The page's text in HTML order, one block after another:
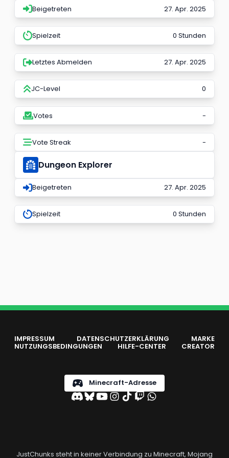
Beigetreten 27. Apr. 2025
Spielzeit 0 Stunden
Letztes Abmelden 27. Apr. 2025
JC-Level 0
Votes -
Vote Streak -
Dungeon Explorer
Beigetreten 27. Apr. 2025
Spielzeit 0 Stunden
IMPRESSUM DATENSCHUTZERKLÄRUNG MARKE
NUTZUNGSBEDINGUNGEN HILFE-CENTER CREATOR
Minecraft-Adresse
JustChunks steht in keiner Verbindung zu Minecraft, Mojang